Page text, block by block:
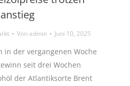
Vonadmin Juni 10, 2025
in der vergangenen Woche
seit drei Wochen
der Atlantiksorte Brent